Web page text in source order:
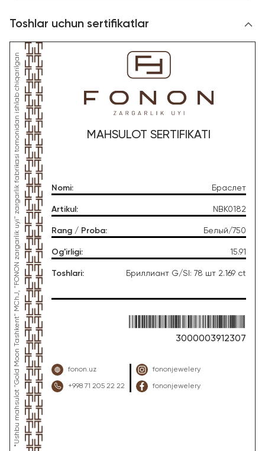
Toshlar uchun sertifikatlar
*Ushbu mahsulot "Gold Moon Tashkent" MChJ, "FONON zargarlik uyi" zargarlik fabrikasi tomonidan ishlab chiqarilgan MAHSULOT SERTIFIKATI
Nomi: Браслет
Artikul : NBK0182
Rang / Proba: Белый/750
Og'irligi: 15.91
Toshlari: Бриллиант G/SI: 78 шт 2.169 ct
3000003912307
fonon.uz
+998 71 205 22 22
fononjewelery
fononjewelery